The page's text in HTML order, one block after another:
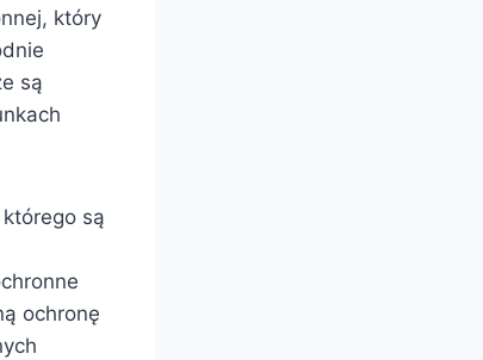
który
są
są
ochronę